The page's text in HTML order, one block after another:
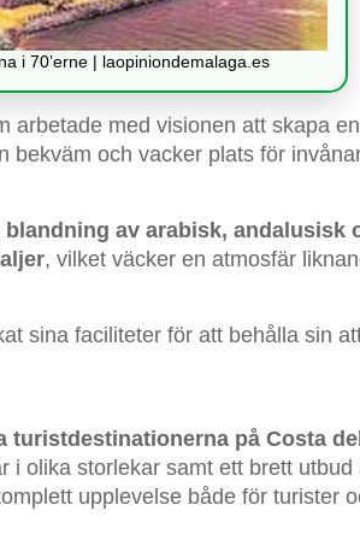
i 70’erne | laopiniondemalaga.es
arbetade med visionen att skapa
bekväm och vacker plats för
blandning av arabisk, andalusisk
, vilket väcker en atmosfär
sina faciliteter för att behålla sin
turistdestinationerna på Costa
i olika storlekar samt ett brett utbud
upplevelse både för turister